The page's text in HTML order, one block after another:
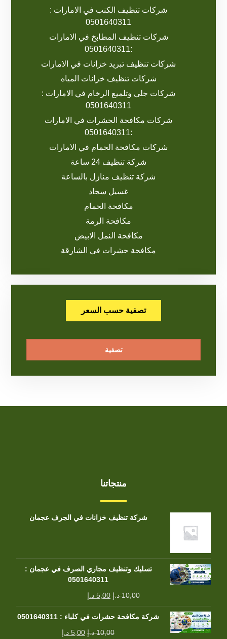
شركات تنظيف الكنب في الامارات :
0501640311
شركات تنظيف المطابخ في الامارات
:0501640311
شركات تنظيف تبريد خزانات في الامارات
شركات تنظيف خزانات المياه
شركات جلي وتلميع الرخام في الامارات :
0501640311
شركات مكافحة الحشرات في الامارات
:0501640311
شركات مكافحة الحمام في الامارات
شركة تنظيف 24 ساعة
شركة تنظيف منازل بالساعة
غسيل سجاد
مكافحة الحمام
مكافحة الرمة
مكافحة النمل الابيض
مكافحة حشرات في الشارقة
تصفية حسب السعر
تصفية
منتجاتنا
شركة تنظيف خزانات في الجرف عجمان
تسليك وتنظيف مجاري الصرف في عجمان :
0501640311
10,00 د.إ 5,00 د.إ
شركة مكافحة حشرات في كلباء : 0501640311
10,00 د.إ 5,00 د.إ